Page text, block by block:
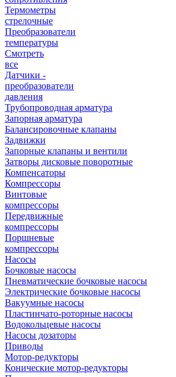
Термометры
стрелочные
Преобразователи
температуры
Смотреть
все
Датчики -
преобразователи
давления
Трубопроводная арматура
Запорная арматура
Балансировочные клапаны
Задвижки
Запорные клапаны и вентили
Затворы дисковые поворотные
Компенсаторы
Компрессоры
Винтовые
компрессоры
Передвижные
компрессоры
Поршневые
компрессоры
Насосы
Бочковые насосы
Пневматические бочковые насосы
Электрические бочковые насосы
Вакуумные насосы
Пластинчато-роторные насосы
Водокольцевые насосы
Насосы дозаторы
Приводы
Мотор-редукторы
Конические мотор-редукторы